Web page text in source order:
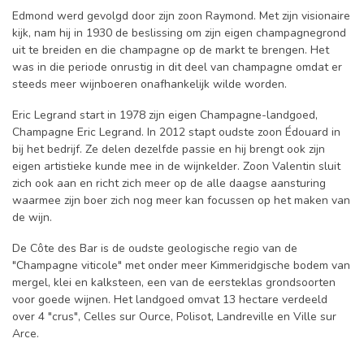
Edmond werd gevolgd door zijn zoon Raymond. Met zijn visionaire
kijk, nam hij in 1930 de beslissing om zijn eigen champagnegrond
uit te breiden en die champagne op de markt te brengen. Het
was in die periode onrustig in dit deel van champagne omdat er
steeds meer wijnboeren onafhankelijk wilde worden.
Eric Legrand start in 1978 zijn eigen Champagne-landgoed,
Champagne Eric Legrand. In 2012 stapt oudste zoon Édouard in
bij het bedrijf. Ze delen dezelfde passie en hij brengt ook zijn
eigen artistieke kunde mee in de wijnkelder. Zoon Valentin sluit
zich ook aan en richt zich meer op de alle daagse aansturing
waarmee zijn boer zich nog meer kan focussen op het maken van
de wijn.
De Côte des Bar is de oudste geologische regio van de
"Champagne viticole" met onder meer Kimmeridgische bodem van
mergel, klei en kalksteen, een van de eersteklas grondsoorten
voor goede wijnen. Het landgoed omvat 13 hectare verdeeld
over 4 "crus", Celles sur Ource, Polisot, Landreville en Ville sur
Arce.